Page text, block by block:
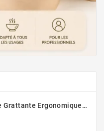
(X10) - Éponge Grattante Ergonomique Rouge Sponrex 92